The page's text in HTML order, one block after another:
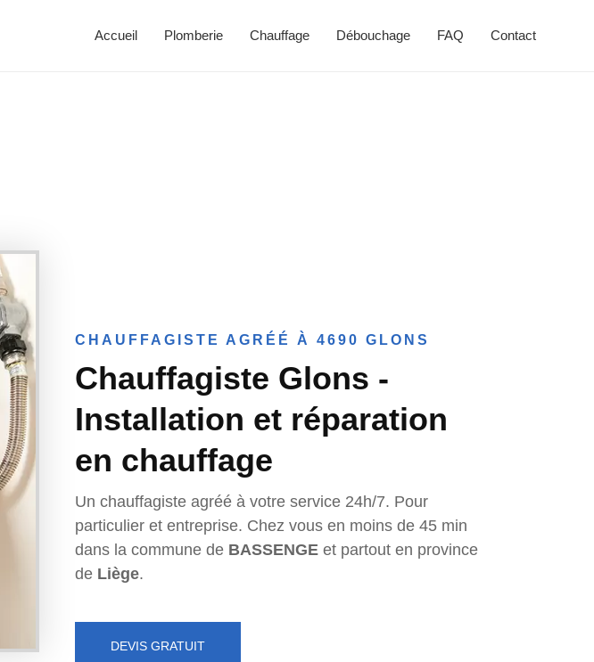
Accueil Plomberie Chauffage Débouchage FAQ Contact
CHAUFFAGISTE AGRÉÉ À 4690 GLONS
Chauffagiste Glons -
Installation et réparation
en chauffage
Un chauffagiste agréé à votre service 24h/7. Pour
particulier et entreprise. Chez vous en moins de 45 min
dans la commune de BASSENGE et partout en province
de Liège.
DEVIS GRATUIT